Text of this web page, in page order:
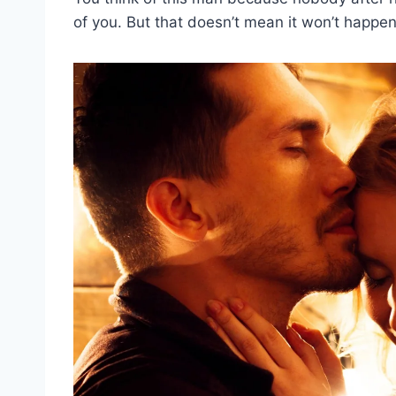
of you. But that doesn’t mean it won’t